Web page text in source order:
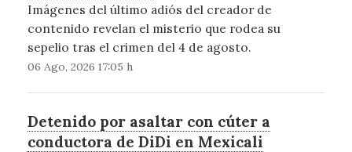
Imágenes del último adiós del creador de
contenido revelan el misterio que rodea su
sepelio tras el crimen del 4 de agosto.
06 Ago, 2026 17:05 h
Detenido por asaltar con cúter a
conductora de DiDi en Mexicali